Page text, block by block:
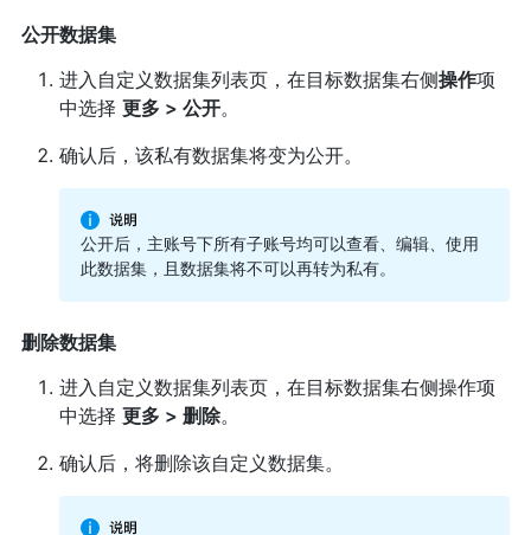
公开数据集
进入自定义数据集列表页，在目标数据集右侧操作项
中选择 更多 > 公开。
确认后，该私有数据集将变为公开。
公开后，主账号下所有子账号均可以查看、编辑、使用
此数据集，且数据集将不可以再转为私有。
删除数据集
进入自定义数据集列表页，在目标数据集右侧操作项
中选择 更多 > 删除。
确认后，将删除该自定义数据集。